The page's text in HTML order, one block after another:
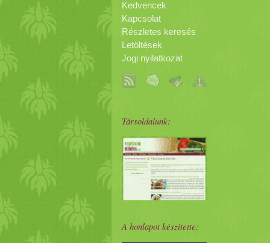
Kedvencek
Kapcsolat
Részletes keresés
Letöltések
Jogi nyilatkozat
Társoldalunk:
A honlapot készítette: